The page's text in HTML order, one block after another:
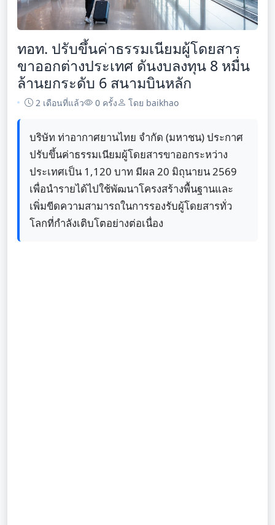
ทอท. ปรับขึ้นค่าธรรมเนียมผู้โดยสาร
ขาออกต่างประเทศ ดันงบลงทุน 8 หมื่น
ล้านยกระดับ 6 สนามบินหลัก
2 เดือนที่แล้ว 0 ครั้ง โดย baikhao
บริษัท ท่าอากาศยานไทย จำกัด (มหาชน) ประกาศ
ปรับขึ้นค่าธรรมเนียมผู้โดยสารขาออกระหว่าง
ประเทศเป็น 1,120 บาท มีผล 20 มิถุนายน 2569
เพื่อนำรายได้ไปใช้พัฒนาโครงสร้างพื้นฐานและ
เพิ่มขีดความสามารถในการรองรับผู้โดยสารทั่ว
โลกที่กำลังเติบโตอย่างต่อเนื่อง